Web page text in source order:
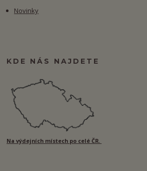
Novinky
KDE NÁS NAJDETE
Na výdejních místech po celé ČR.